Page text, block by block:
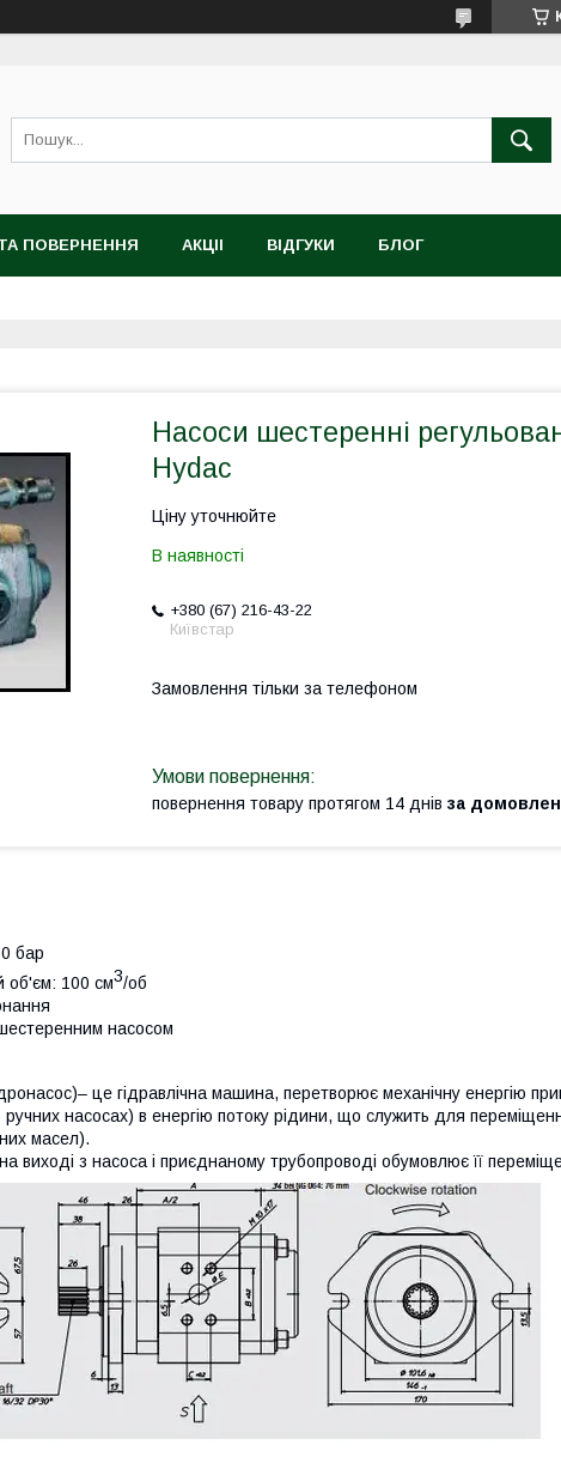
ПОВЕРНЕННЯ АКЦІІ ВІДГУКИ БЛОГ
Насоси шестеренні
Hydac
Ціну уточнюйте
В наявності
+380 (67) 216-43-22
Київстар
Замовлення тільки за телефоном
повернення товару протягом 14 днів за
бар
об'єм: 100 см3/об
насосом
це гідравлічна машина, перетворює механічну енергію
ручних насосах) в енергію потоку рідини, що служить для
масел).
виході з насоса і приєднаному трубопроводі обумовлює її